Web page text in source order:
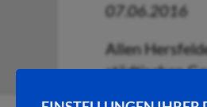
07.06.2016
Allen
städtischen
bekannt, für